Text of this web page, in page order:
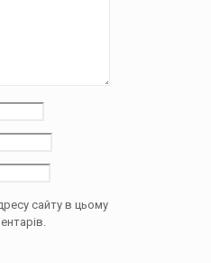
сайту в цьому